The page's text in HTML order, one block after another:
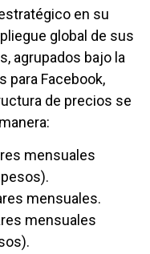
en su
global de sus
agrupados bajo la
para Facebook,
de precios se
mensuales
mensuales.
mensuales